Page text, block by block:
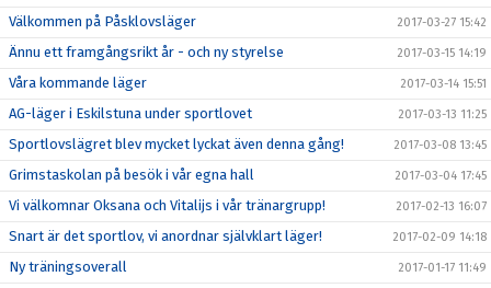
Välkommen på Påsklovsläger 2017-03-27 15:42
Ännu ett framgångsrikt år - och ny styrelse 2017-03-15 14:19
Våra kommande läger 2017-03-14 15:51
AG-läger i Eskilstuna under sportlovet 2017-03-13 11:25
Sportlovslägret blev mycket lyckat även denna gång! 2017-03-08 13:45
Grimstaskolan på besök i vår egna hall 2017-03-04 17:45
Vi välkomnar Oksana och Vitalijs i vår tränargrupp! 2017-02-13 16:07
Snart är det sportlov, vi anordnar självklart läger! 2017-02-09 14:18
Ny träningsoverall 2017-01-17 11:49